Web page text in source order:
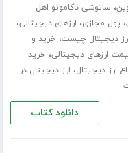
، ساتوشی ناکاموتو اهل
، پول مجازی، ارزهای دیجیتالی،
دیجیتال چیست، خرید و
ارزهای دیجیتالی، خرید
ارز دیجیتال، ارز دیجیتال در
دانلود کتاب